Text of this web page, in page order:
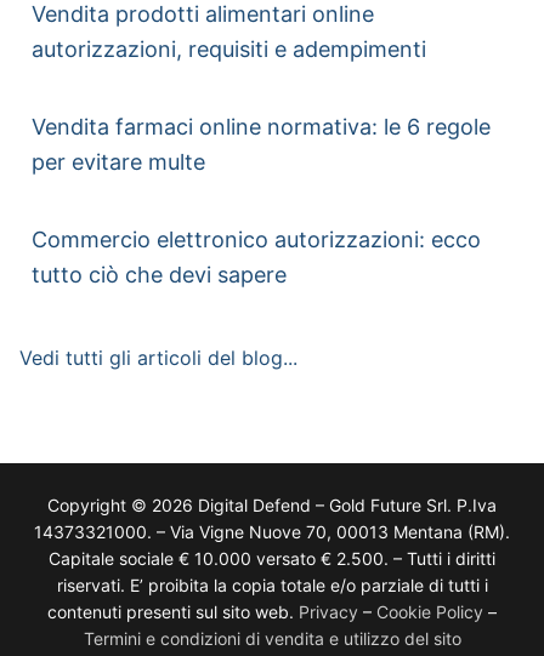
Vendita prodotti alimentari online
autorizzazioni, requisiti e adempimenti
Vendita farmaci online normativa: le 6 regole
per evitare multe
Commercio elettronico autorizzazioni: ecco
tutto ciò che devi sapere
Vedi tutti gli articoli del blog...
Copyright © 2026 Digital Defend – Gold Future Srl. P.Iva
14373321000. – Via Vigne Nuove 70, 00013 Mentana (RM).
Capitale sociale € 10.000 versato € 2.500. – Tutti i diritti
riservati. E’ proibita la copia totale e/o parziale di tutti i
contenuti presenti sul sito web. Privacy – Cookie Policy –
Termini e condizioni di vendita e utilizzo del sito